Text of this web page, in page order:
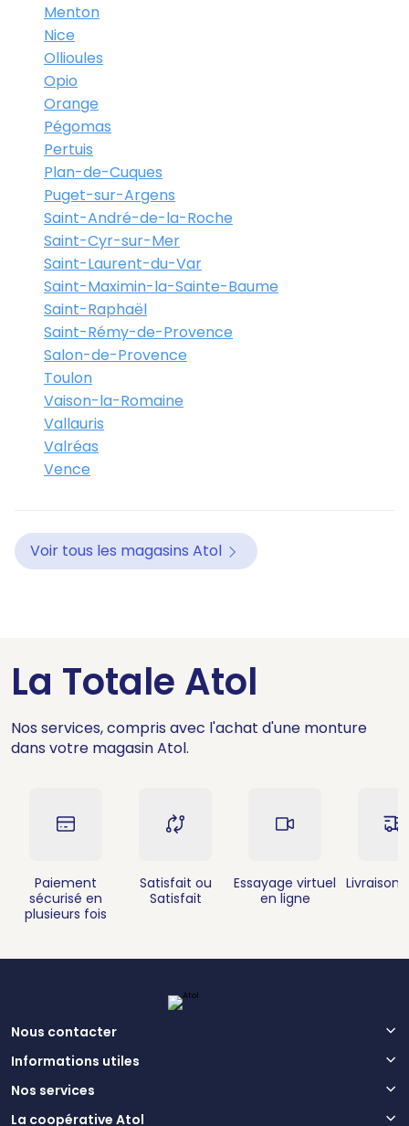
Menton
Nice
Ollioules
Opio
Orange
Pégomas
Pertuis
Plan-de-Cuques
Puget-sur-Argens
Saint-André-de-la-Roche
Saint-Cyr-sur-Mer
Saint-Laurent-du-Var
Saint-Maximin-la-Sainte-Baume
Saint-Raphaël
Saint-Rémy-de-Provence
Salon-de-Provence
Toulon
Vaison-la-Romaine
Vallauris
Valréas
Vence
Voir tous les magasins Atol
La Totale Atol
Nos services, compris avec l'achat d'une monture
dans votre magasin Atol.
Paiement
sécurisé en
plusieurs fois
Satisfait ou
Satisfait
Essayage virtuel
en ligne
Livraison
Nous contacter
Informations utiles
Nos services
La coopérative Atol